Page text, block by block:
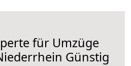
für Umzüge
Günstig